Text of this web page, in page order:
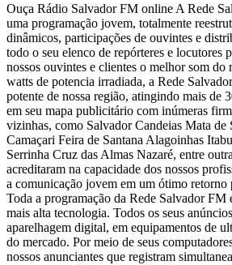
Ouça Rádio Salvador FM online A Rede
uma programação jovem, totalmente
dinâmicos, participações de ouvintes e
todo o seu elenco de repórteres e locutores
nossos ouvintes e clientes o melhor som
watts de potencia irradiada, a Rede
potente de nossa região, atingindo mais de
em seu mapa publicitário com inúmeras
vizinhas, como Salvador Candeias Mata de
Camaçari Feira de Santana Alagoinhas
Serrinha Cruz das Almas Nazaré, entre
acreditaram na capacidade dos nossos
a comunicação jovem em um ótimo
Toda a programação da Rede Salvador FM
mais alta tecnologia. Todos os seus
aparelhagem digital, em equipamentos de
do mercado. Por meio de seus
nossos anunciantes que registram